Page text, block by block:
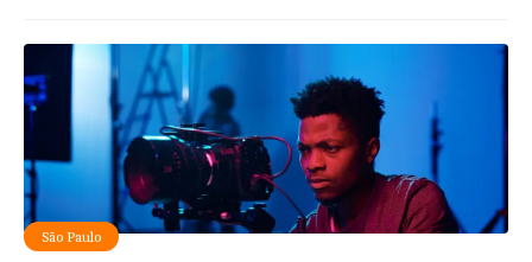
São Paulo